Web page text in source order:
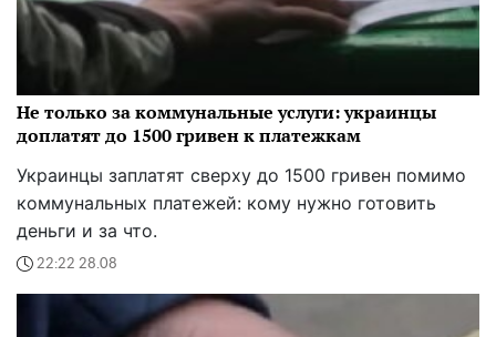
Не только за коммунальные услуги: украинцы
доплатят до 1500 гривен к платежкам
Украинцы заплатят сверху до 1500 гривен помимо
коммунальных платежей: кому нужно готовить
деньги и за что.
22:22 28.08